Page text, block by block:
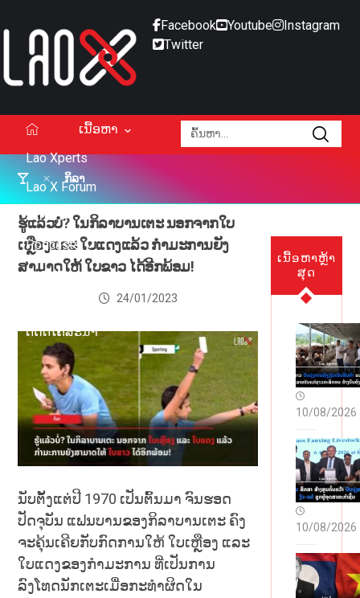
Facebook Youtube
Instagram
Twitter
ເນື້ອຫາ
Lao Xperts
Lao X Forum
ວິດີໂອ
Podcasts
Events
ຕິດຕໍ່ໂຄສະນາ
ກິລາ
ຮູ້ແລ້ວບໍ່? ໃນກິລາບານເຕະ ນອກຈາກໃບ
ເຫຼືອງແລະ ໃບແດງແລ້ວ ກຳມະການຍັງ
ສາມາດໃຫ້ ໃບຂາວ ໄດ້ອີກພ້ອມ!
24/01/2023
ນັບຕັ້ງແຕ່ປີ 1970 ເປັນຕົ້ນມາ ຈົນຮອດ
ປັດຈຸບັນ ແຟນບານຂອງກິລາບານເຕະ ຄົງ
ຈະຄຸ້ນເຄີຍກັບກົດການໃຫ້ ໃບເຫຼືອງ ແລະ
ໃບແດງຂອງກຳມະການ ທີ່ເປັນການ
ລົງໂທດນັກເຕະເມື່ອກະທຳຜິດໃນ
ເນື້ອຫາຫຼ້າ
ສຸດ
10/08/2026
10/08/2026